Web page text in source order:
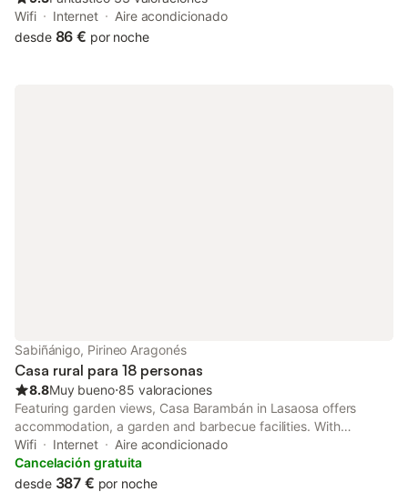
Wifi
Internet
Aire acondicionado
desde 86 € por noche
Sabiñánigo, Pirineo Aragonés
Casa rural para 18 personas
8.8Muy bueno⋅85 valoraciones
Featuring garden views, Casa Barambán in Lasaosa offers
accommodation, a garden and barbecue facilities. With
mountain views, this accommodation provides a balcony.
Wifi Internet
Aire acondicionado
Cancelación gratuita
desde 387 € por noche